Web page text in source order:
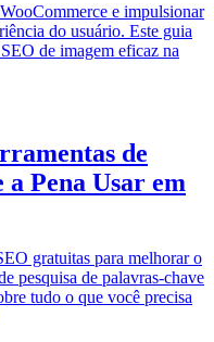
e impulsionar
do usuário. Este guia
de imagem eficaz na
de
Pena Usar em
gratuitas para melhorar o
pesquisa de palavras-chave
tudo o que você precisa